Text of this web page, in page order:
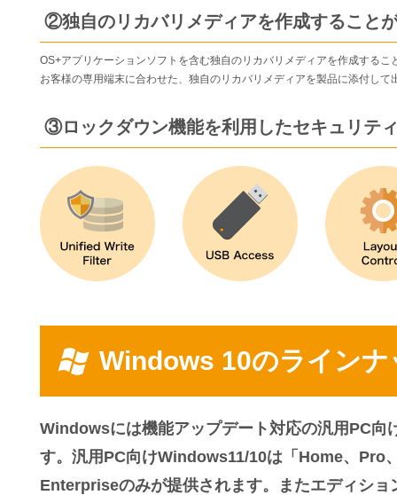
②独自のリカバリメディアを作成すること
OS+アプリケーションソフトを含む独自のリカバリメディアを作成するこ
お客様の専用端末に合わせた、独自のリカバリメディアを製品に添付して
③ロックダウン機能を利用したセキュリテ
Windows 10のラインナ
Windowsには機能アップデート対応の汎用PC
す。汎用PC向けWindows11/10は「Home、
Enterpriseのみが提供されます。またエディシ